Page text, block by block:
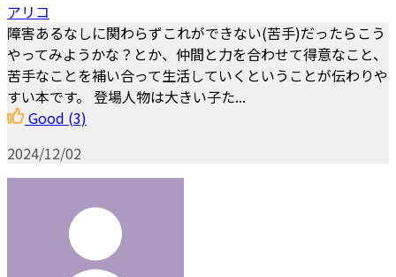
アリコ
障害あるなしに関わらずこれができない(苦手)だったらこう
やってみようかな？とか、仲間と力を合わせて得意なこと、
苦手なことを補い合って生活していくということが伝わりや
すい本です。 登場人物は大きい子た...
Good (3)
2024/12/02